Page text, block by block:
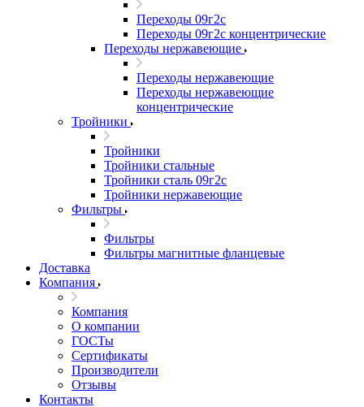
Переходы 09г2с
Переходы 09г2с концентрические
Переходы нержавеющие
Переходы нержавеющие
Переходы нержавеющие
концентрические
Тройники
Тройники
Тройники стальные
Тройники сталь 09г2с
Тройники нержавеющие
Фильтры
Фильтры
Фильтры магнитные фланцевые
Доставка
Компания
Компания
О компании
ГОСТы
Сертификаты
Производители
Отзывы
Контакты